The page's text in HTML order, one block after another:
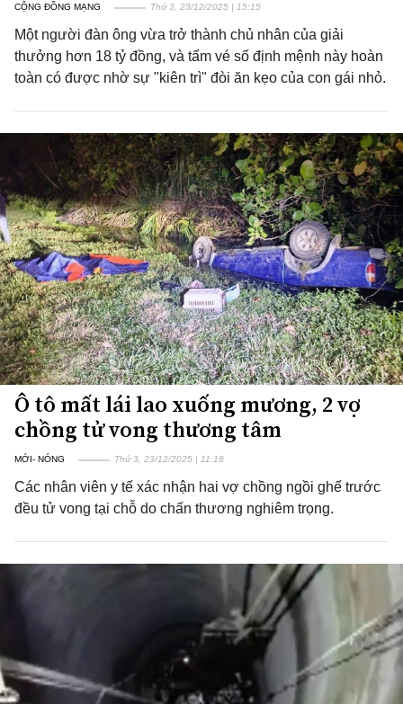
CỘNG ĐỒNG MẠNG Thứ 3, 23/12/2025 | 15:15
Một người đàn ông vừa trở thành chủ nhân của giải
thưởng hơn 18 tỷ đồng, và tấm vé số định mệnh này hoàn
toàn có được nhờ sự "kiên trì" đòi ăn kẹo của con gái nhỏ.
Ô tô mất lái lao xuống mương, 2 vợ
chồng tử vong thương tâm
MỚI- NÓNG Thứ 3, 23/12/2025 | 11:18
Các nhân viên y tế xác nhận hai vợ chồng ngồi ghế trước
đều tử vong tại chỗ do chấn thương nghiêm trọng.